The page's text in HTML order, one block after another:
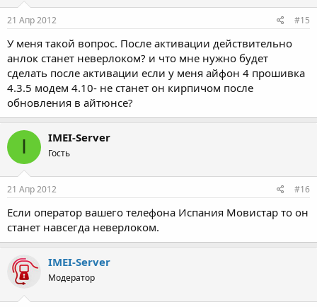
21 Апр 2012 #15
У меня такой вопрос. После активации действительно
анлок станет неверлоком? и что мне нужно будет
сделать после активации если у меня айфон 4 прошивка
4.3.5 модем 4.10- не станет он кирпичом после
обновления в айтюнсе?
I IMEI-Server
Гость
21 Апр 2012 #16
Если оператор вашего телефона Испания Мовистар то он
станет навсегда неверлоком.
IMEI-Server
Модератор